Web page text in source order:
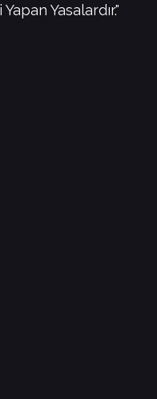
Yasalardır."